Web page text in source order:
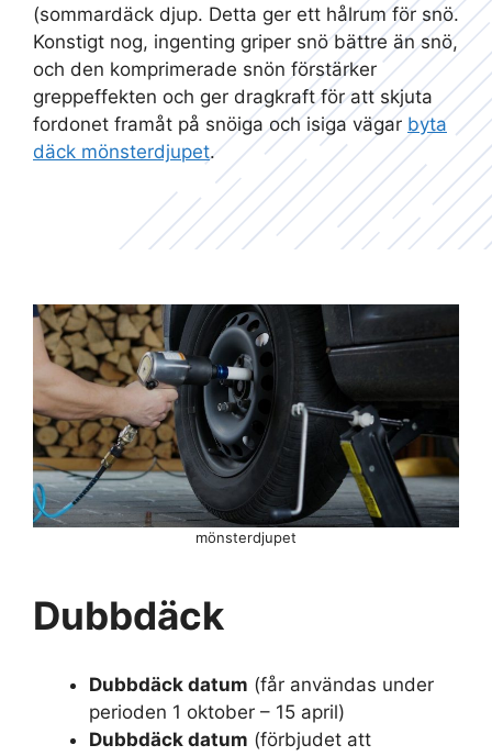
(sommardäck djup. Detta ger ett hålrum för snö.
Konstigt nog, ingenting griper snö bättre än snö,
och den komprimerade snön förstärker
greppeffekten och ger dragkraft för att skjuta
fordonet framåt på snöiga och isiga vägar byta
däck mönsterdjupet.
mönsterdjupet
Dubbdäck
Dubbdäck datum (får användas under
perioden 1 oktober – 15 april)
Dubbdäck datum (förbjudet att